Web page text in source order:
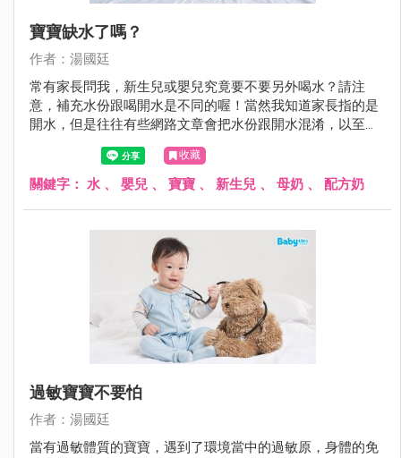
寶寶缺水了嗎？
作者：湯國廷
常有家長問我，新生兒或嬰兒究竟要不要另外喝水？請注
意，補充水份跟喝開水是不同的喔！當然我知道家長指的是
開水，但是往往有些網路文章會把水份跟開水混淆，以至於
家長霧裡看花，不知究竟是哪一篇文章說的是對的。
收藏
關鍵字： 水 、 嬰兒 、 寶寶 、 新生兒 、 母奶 、 配方奶
過敏寶寶不要怕
作者：湯國廷
當有過敏體質的寶寶，遇到了環境當中的過敏原，身體的免